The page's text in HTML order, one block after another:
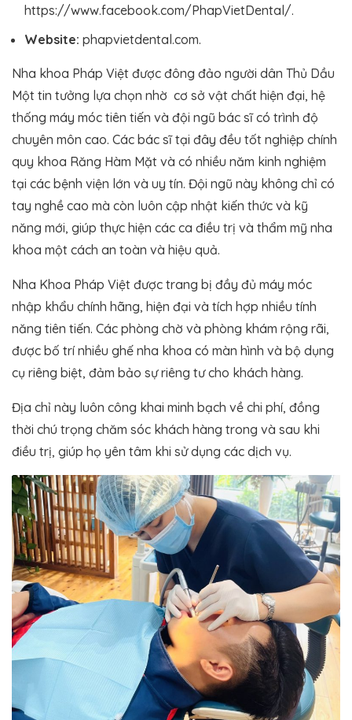
https://www.facebook.com/PhapVietDental/.
Website: phapvietdental.com.
Nha khoa Pháp Việt được đông đảo người dân Thủ Dầu
Một tin tưởng lựa chọn nhờ cơ sở vật chất hiện đại, hệ
thống máy móc tiên tiến và đội ngũ bác sĩ có trình độ
chuyên môn cao. Các bác sĩ tại đây đều tốt nghiệp chính
quy khoa Răng Hàm Mặt và có nhiều năm kinh nghiệm
tại các bệnh viện lớn và uy tín. Đội ngũ này không chỉ có
tay nghề cao mà còn luôn cập nhật kiến thức và kỹ
năng mới, giúp thực hiện các ca điều trị và thẩm mỹ nha
khoa một cách an toàn và hiệu quả.
Nha Khoa Pháp Việt được trang bị đầy đủ máy móc
nhập khẩu chính hãng, hiện đại và tích hợp nhiều tính
năng tiên tiến. Các phòng chờ và phòng khám rộng rãi,
được bố trí nhiều ghế nha khoa có màn hình và bộ dụng
cụ riêng biệt, đảm bảo sự riêng tư cho khách hàng​.
Địa chỉ này luôn công khai minh bạch về chi phí, đồng
thời chú trọng chăm sóc khách hàng trong và sau khi
điều trị, giúp họ yên tâm khi sử dụng các dịch vụ.